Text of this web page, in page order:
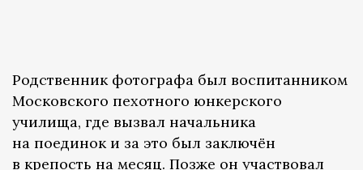
Родственник фотографа был воспитанником
Московского пехотного юнкерского
училища, где вызвал начальника
на поединок и за это был заключён
в крепость на месяц. Позже он участвовал